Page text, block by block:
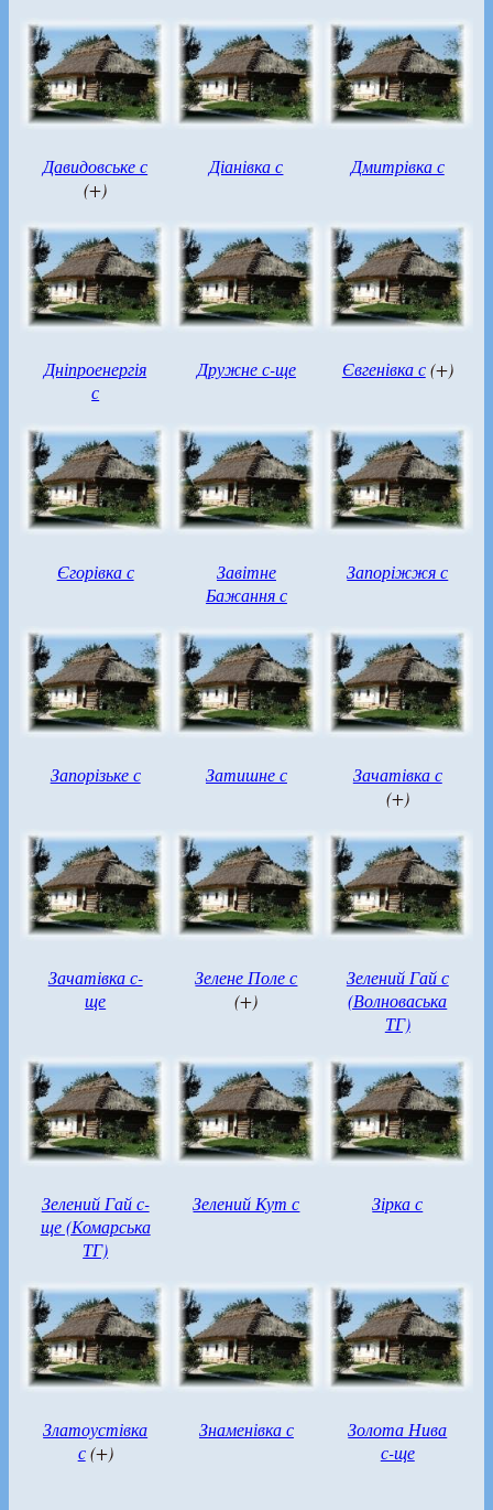
Давидовське с
(+)
Діанівка с Дмитрівка с
Дніпроенергія
с
Дружне с-ще Євгенівка с(+)
Єгорівка с
Завітне
Бажання с
Запоріжжя с
Запорізьке с Затишне с
Зачатівка с
(+)
Зачатівка с-
ще
Зелене Поле с
(+)
Зелений Гай с
(Волноваська
ТГ)
Зелений Гай с-
ще (Комарська
ТГ)
Зелений Кут с Зірка с
Златоустівка
с(+)
Знаменівка с
Золота Нива
с-ще